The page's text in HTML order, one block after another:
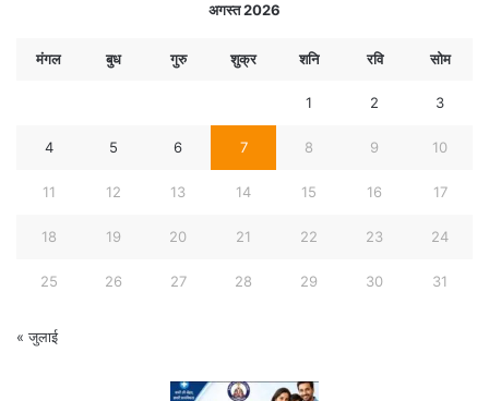
अगस्त 2026
मंगल बुध गुरु शुक्र शनि रवि सोम
1 2 3
4 5 6 7 8 9 10
11 12 13 14 15 16 17
18 19 20 21 22 23 24
25 26 27 28 29 30 31
« जुलाई